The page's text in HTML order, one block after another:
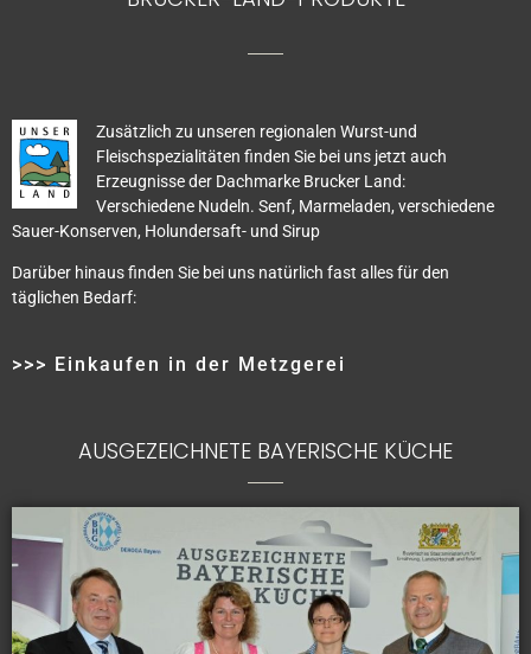
Zusätzlich zu unseren regionalen Wurst-und
Fleischspezialitäten finden Sie bei uns jetzt auch
Erzeugnisse der Dachmarke Brucker Land:
Verschiedene Nudeln. Senf, Marmeladen, verschiedene
Sauer-Konserven, Holundersaft- und Sirup
Darüber hinaus finden Sie bei uns natürlich fast alles für den
täglichen Bedarf:
>>> Einkaufen in der Metzgerei
AUSGEZEICHNETE BAYERISCHE KÜCHE